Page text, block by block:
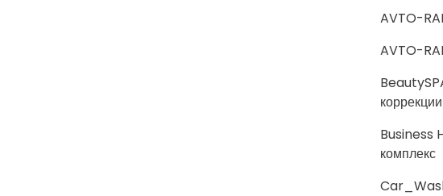
AVTO-
AVTO-
коррекции
Business
комплекс